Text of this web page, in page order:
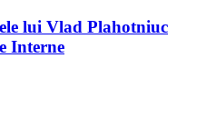
lui Vlad Plahotniuc
Interne